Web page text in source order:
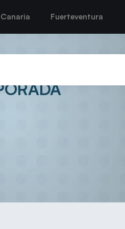
Fuerteventura
LA